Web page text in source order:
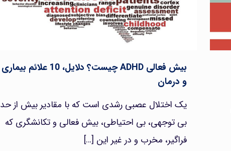
بیش فعالی ADHD چیست؟ دلایل، 10 علائم بیماری
و درمان
یک اختلال عصبی رشدی است که با مقادیر بیش از حد
بی توجهی، بی احتیاطی، بیش فعالی و تکانشگری که
فراگیر، مخرب و در غیر این […]